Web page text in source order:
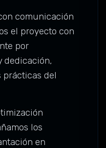
comunicación
el proyecto con
por
dedicación,
prácticas del
los
en